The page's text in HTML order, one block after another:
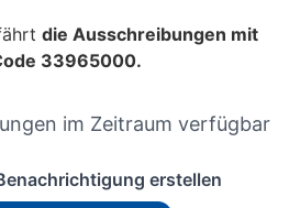
die Ausschreibungen mit
33965000.
im Zeitraum verfügbar
erstellen